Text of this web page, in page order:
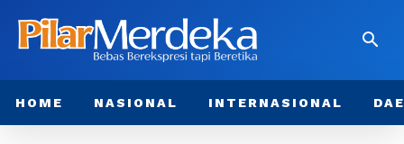
HOME NASIONAL INTERNASIONAL